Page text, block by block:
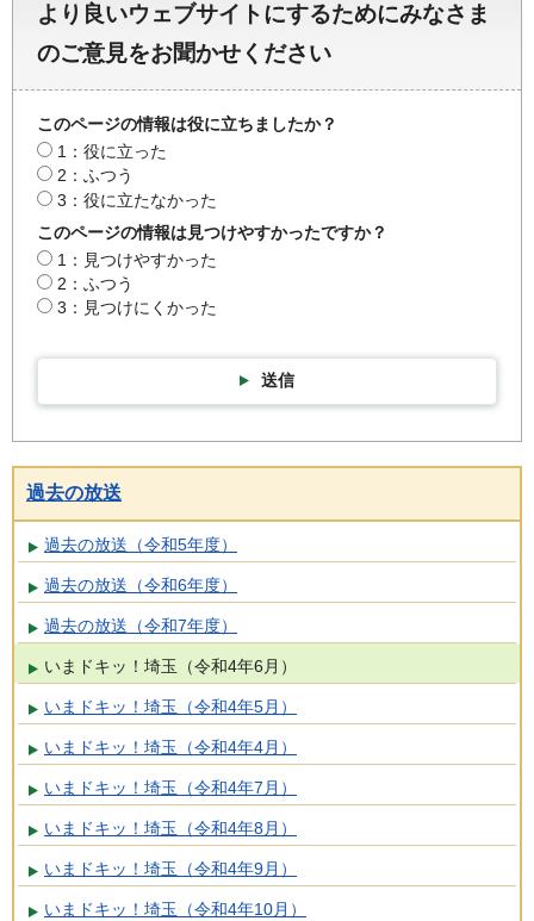
より良いウェブサイトにするためにみなさま
のご意見をお聞かせください
このページの情報は役に立ちましたか？
1：役に立った
2：ふつう
3：役に立たなかった
このページの情報は見つけやすかったですか？
1：見つけやすかった
2：ふつう
3：見つけにくかった
送信
過去の放送
過去の放送（令和5年度）
過去の放送（令和6年度）
過去の放送（令和7年度）
いまドキッ！埼玉（令和4年6月）
いまドキッ！埼玉（令和4年5月）
いまドキッ！埼玉（令和4年4月）
いまドキッ！埼玉（令和4年7月）
いまドキッ！埼玉（令和4年8月）
いまドキッ！埼玉（令和4年9月）
いまドキッ！埼玉（令和4年10月）